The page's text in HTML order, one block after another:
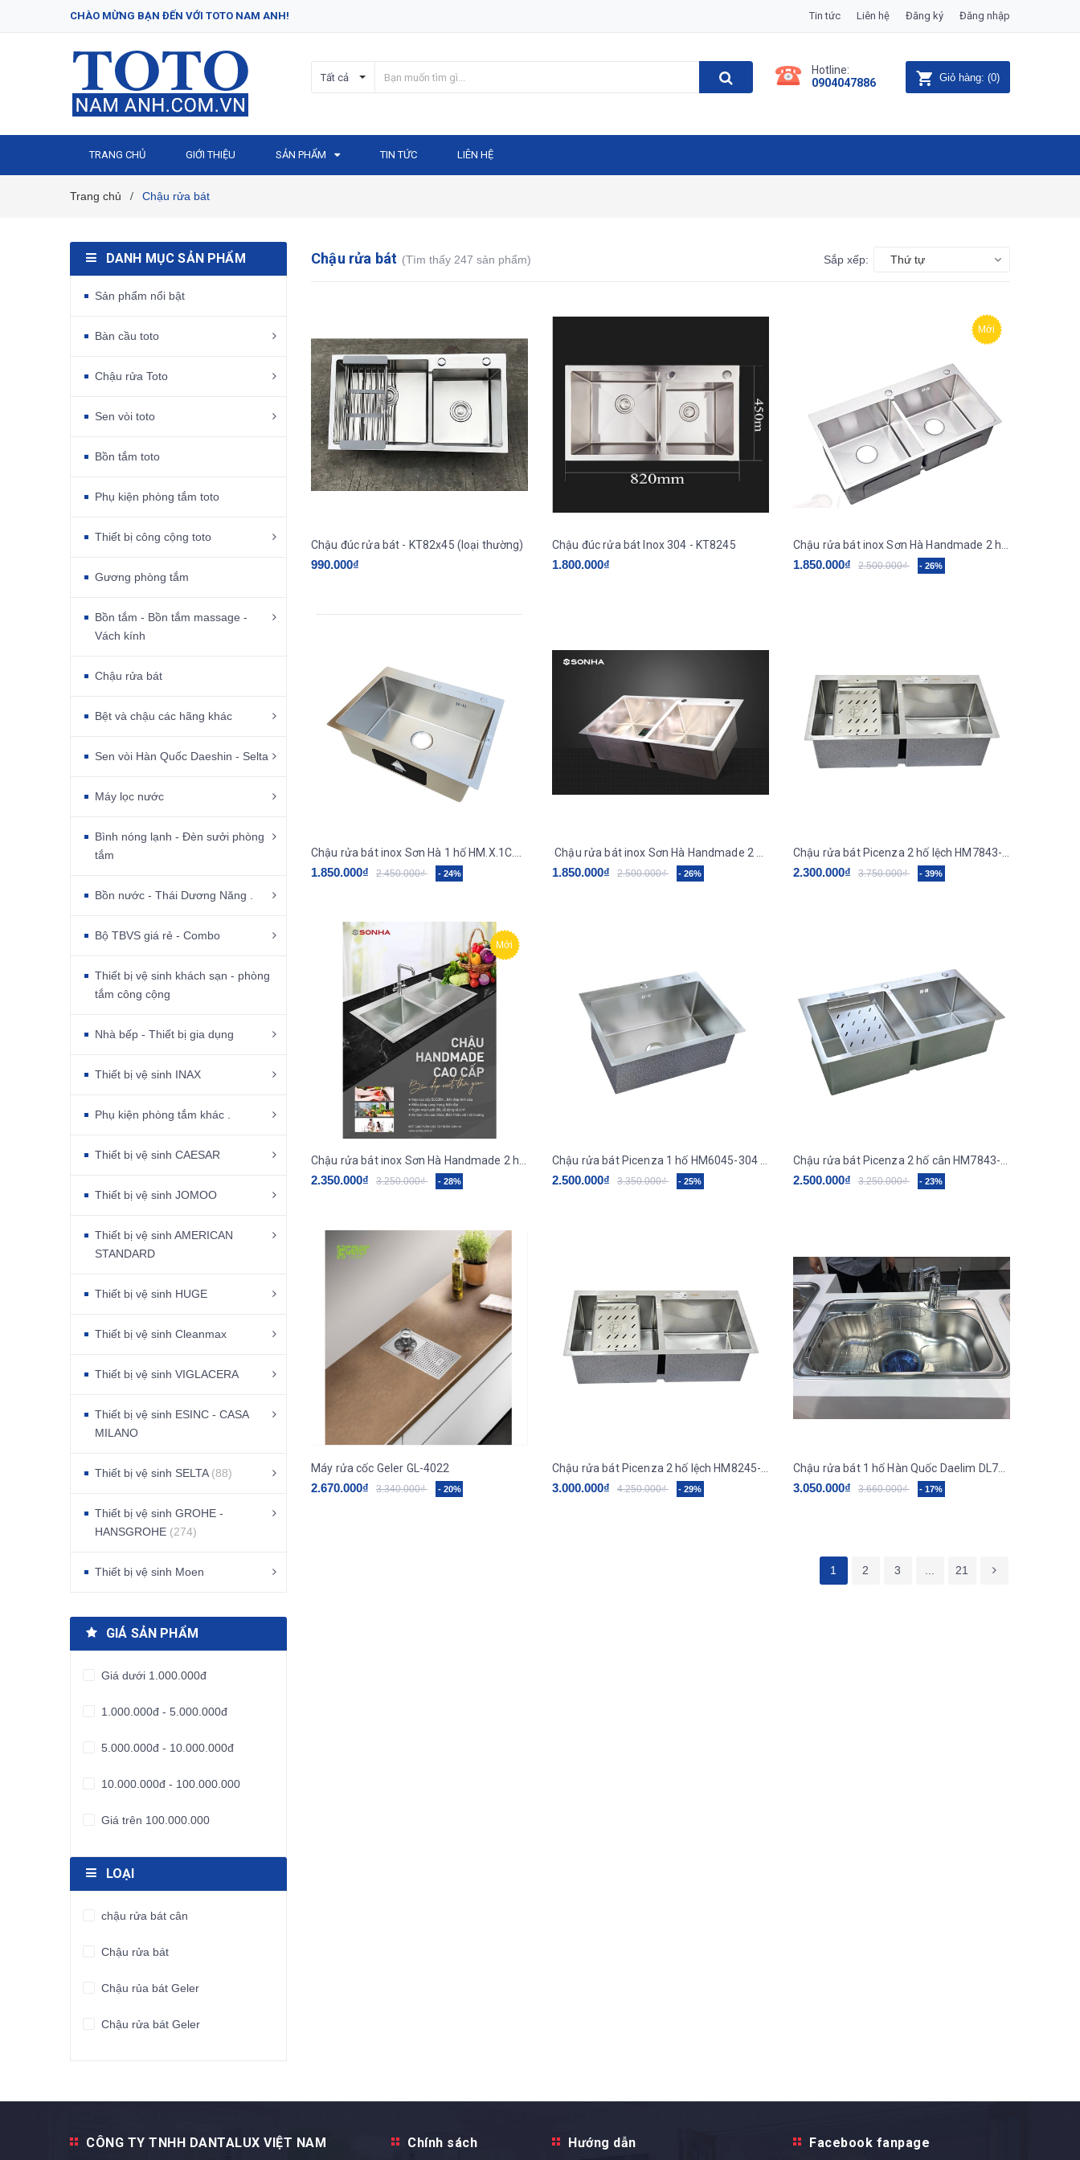
CHÀO MỪNG BẠN ĐẾN VỚI TOTO NAM ANH! Tin tức Liên hệ Đăng ký Đăng nhập
Tất cả
Hotline:
0904047886
Giỏ hàng: (0)
TRANG CHỦ GIỚI THIỆU SẢN PHẨM TIN TỨC LIÊN HỆ
Trang chủ / Chậu rửa bát
Chậu rửa bát (Tìm thấy 247 sản phẩm) Sắp xếp: Thứ tự
Chậu đúc rửa bát - KT82x45 (loại thường)
990.000₫
Chậu đúc rửa bát Inox 304 - KT8245
1.800.000₫
Mới
1.850.000₫ 2.500.000₫ - 26%
1.850.000₫ 2.450.000₫ - 24% 1.850.000₫ 2.500.000₫ - 26% 2.300.000₫ 3.750.000₫ - 39%
Mới
2.350.000₫ 3.250.000₫ - 28% 2.500.000₫ 3.350.000₫ - 25% 2.500.000₫ 3.250.000₫ - 23%
Máy rửa cốc Geler GL-4022
2.670.000₫ 3.340.000₫ - 20% 3.000.000₫ 4.250.000₫ - 29% 3.050.000₫ 3.660.000₫ - 17%
1 2 3 21
DANH MỤC SẢN PHẨM
Sản phẩm nổi bật
Bàn cầu toto
Chậu rửa Toto
Sen vòi toto
Bồn tắm toto
Phụ kiện phòng tắm toto
Thiết bị công cộng toto
Gương phòng tắm
Bồn tắm - Bồn tắm massage -
Vách kính
Chậu rửa bát
Bệt và chậu các hãng khác
Sen vòi Hàn Quốc Daeshin - Selta
Máy lọc nước
Bình nóng lạnh - Đèn sưởi phòng
tắm
Bồn nước - Thái Dương Năng .
Bộ TBVS giá rẻ - Combo
Thiết bị vệ sinh khách sạn - phòng
tắm công cộng
Nhà bếp - Thiết bị gia dụng
Thiết bị vệ sinh INAX
Phụ kiện phòng tắm khác .
Thiết bị vệ sinh CAESAR
Thiết bị vệ sinh JOMOO
Thiết bị vệ sinh AMERICAN
STANDARD
Thiết bị vệ sinh HUGE
Thiết bị vệ sinh Cleanmax
Thiết bị vệ sinh VIGLACERA
Thiết bị vệ sinh ESINC - CASA
MILANO
Thiết bị vệ sinh SELTA (88)
Thiết bị vệ sinh GROHE -
HANSGROHE (274)
Thiết bị vệ sinh Moen
GIÁ SẢN PHẨM
Giá dưới 1.000.000đ
1.000.000đ - 5.000.000đ
5.000.000đ - 10.000.000đ
10.000.000đ - 100.000.000
Giá trên 100.000.000
LOẠI
chậu rửa bát cân
Chậu rửa bát
Chậu rủa bát Geler
Chậu rửa bát Geler
CÔNG TY TNHH DANTALUX VIỆT NAM Chính sách Hướng dẫn Facebook fanpage